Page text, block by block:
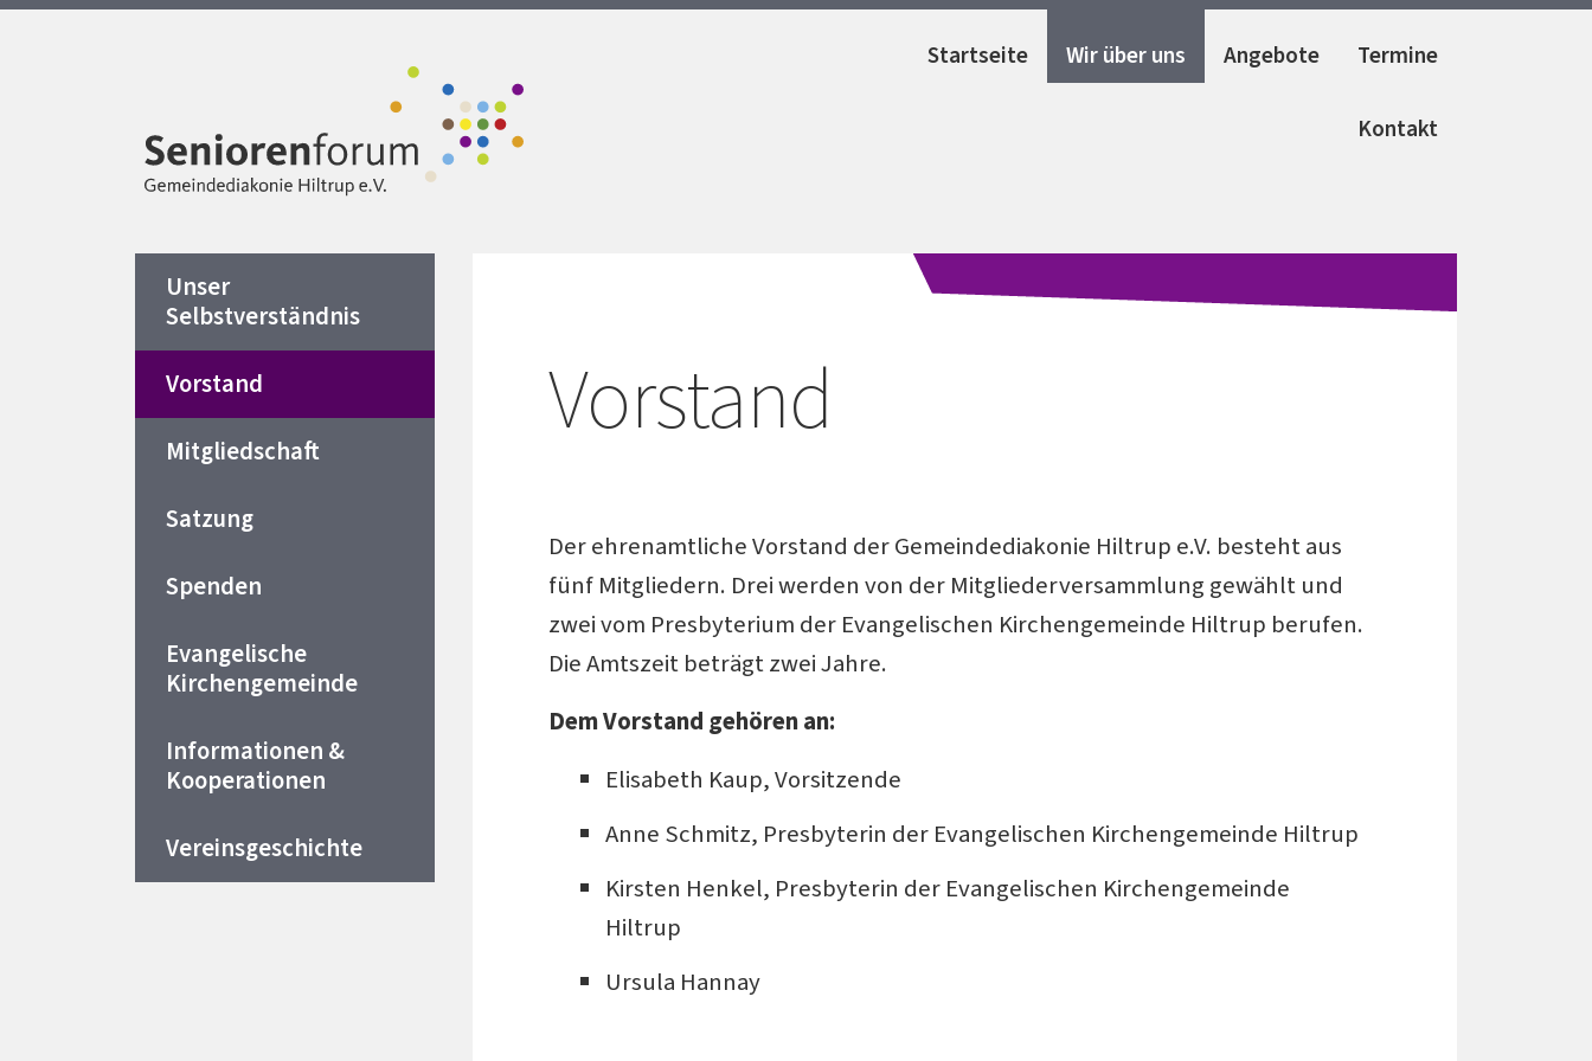
Startseite Wir über uns Angebote Termine
Kontakt
Vorstand
Der ehrenamtliche Vorstand der Gemeindediakonie Hiltrup e.V. besteht aus
fünf Mitgliedern. Drei werden von der Mitgliederversammlung gewählt und
zwei vom Presbyterium der Evangelischen Kirchengemeinde Hiltrup berufen.
Die Amtszeit beträgt zwei Jahre.
Dem Vorstand gehören an:
Elisabeth Kaup, Vorsitzende
Anne Schmitz, Presbyterin der Evangelischen Kirchengemeinde Hiltrup
Kirsten Henkel, Presbyterin der Evangelischen Kirchengemeinde
Hiltrup
Ursula Hannay
Unser
Selbstverständnis
Vorstand
Mitgliedschaft
Satzung
Spenden
Evangelische
Kirchengemeinde
Informationen &
Kooperationen
Vereinsgeschichte